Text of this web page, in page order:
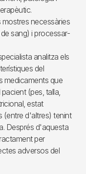
necessàries
sang) i processar-
analitza els
del
medicaments que
(pes, talla,
estat
(entre d'altres) tenint
Després d'aquesta
per
adversos del